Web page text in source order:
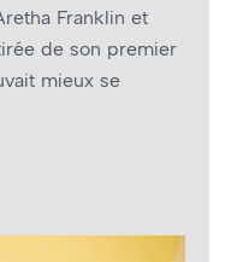
Franklin et
de son premier
mieux se